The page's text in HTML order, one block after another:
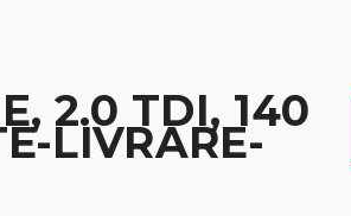
2.0 TDI, 140
LIVRARE-